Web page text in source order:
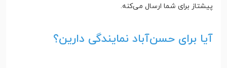
پیشتاز برای شما ارسال می‌کنه.
آیا برای حسن‌آباد نمایندگی دارین؟